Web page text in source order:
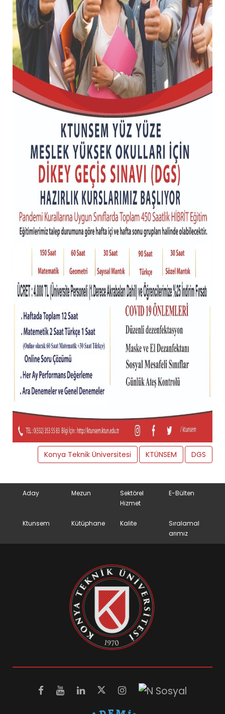
Konya Teknik Üniversitesi KTÜNSEM DGS
Aday Mezun
Sektörel
Hizmet
E-Bülten
Ktunsem Kütüphane Kalite
Sıralamal
arımız